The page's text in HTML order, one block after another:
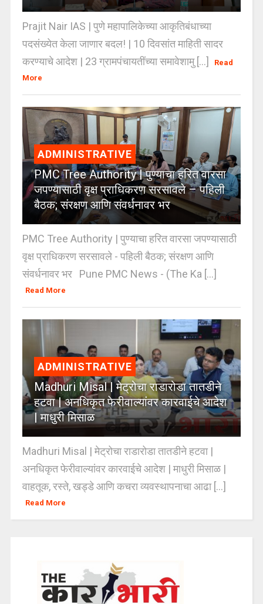
Prajit Nair IAS | पुणे महापालिकेच्या आकृतिबंधाच्या
पदसंख्येत केला जाणार बदल! | 10 दिवसांत माहिती सादर
करण्याचे आदेश | 23 ग्रामपंचायतींच्या समावेशामु [...]
Read
More
ADMINISTRATIVE
PMC Tree Authority | पुण्याचा हरित वारसा
जपण्यासाठी वृक्ष प्राधिकरण सरसावले – पहिली
बैठक; संरक्षण आणि संवर्धनावर भर
PMC Tree Authority | पुण्याचा हरित वारसा जपण्यासाठी
वृक्ष प्राधिकरण सरसावले - पहिली बैठक; संरक्षण आणि
संवर्धनावर भर Pune PMC News - (The Ka [...]
Read More
ADMINISTRATIVE
Madhuri Misal | मेट्रोचा राडारोडा तातडीने
हटवा | अनधिकृत फेरीवाल्यांवर कारवाईचे आदेश
| माधुरी मिसाळ
Madhuri Misal | मेट्रोचा राडारोडा तातडीने हटवा |
अनधिकृत फेरीवाल्यांवर कारवाईचे आदेश | माधुरी मिसाळ |
वाहतूक, रस्ते, खड्डे आणि कचरा व्यवस्थापनाचा आढा [...]
Read More